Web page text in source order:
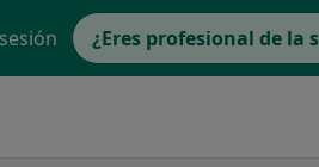
¿Eres profesional de la